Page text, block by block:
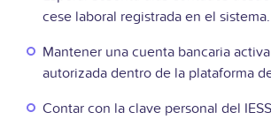
cese laboral registrada en el sistema.
Mantener una cuenta bancaria
autorizada dentro de la plataforma
Contar con la clave personal del